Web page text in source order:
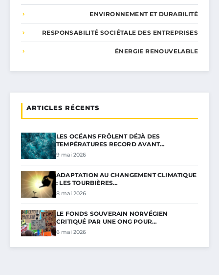
ENVIRONNEMENT ET DURABILITÉ
RESPONSABILITÉ SOCIÉTALE DES ENTREPRISES
ÉNERGIE RENOUVELABLE
ARTICLES RÉCENTS
LES OCÉANS FRÔLENT DÉJÀ DES
TEMPÉRATURES RECORD AVANT…
9 mai 2026
ADAPTATION AU CHANGEMENT CLIMATIQUE
: LES TOURBIÈRES…
8 mai 2026
LE FONDS SOUVERAIN NORVÉGIEN
CRITIQUÉ PAR UNE ONG POUR…
6 mai 2026